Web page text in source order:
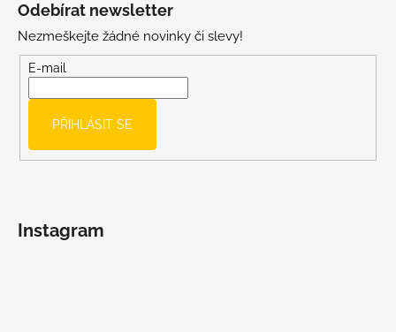
Odebírat newsletter
Nezmeškejte žádné novinky či slevy!
E-mail
PŘIHLÁSIT SE
Instagram